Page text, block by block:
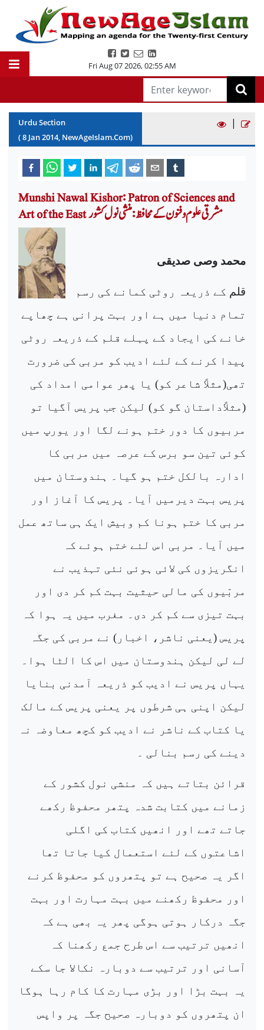
Fri Aug 07 2026,02:55 AM
Urdu Section
(8 Jan2014, NewAgeIslam.Com)
|
Munshi Nawal Kishor: Patron of Sciences and
Art of the East مشرقی علوم و فنون کے محافظ: منشی نول کشور
محمد وصی صدیقی
قلم کے ذریعہ روٹی کمانے کی رسم
تمام دنیا میں ہے اور بہت پرانی ہے چھاپے
خانے کی ایجاد کے پہلے قلم کے ذریعہ روٹی
پیدا کرنے کے لئے ادیب کو مربی کی ضرورت
تھی(مثلاً شاعر کو) یا پھر عوامی امداد کی
(مثلاًداستان گو کو) لیکن جب پریس آگیا تو
مربیوں کا دور ختم ہونے لگا اور یورپ میں
کوئی تین سو برس کے عرصہ میں مربی کا
ادارہ بالکل ختم ہو گیا۔ ہندوستان میں
پریس بہت دیرمیں آیا۔ پریس کا آغاز اور
مربی کا ختم ہونا کم وبیش ایک ہی ساتھ عمل
میں آیا۔ مربی اس لئے ختم ہوئے کہ
انگریزوں کی لائی ہوئی نئی تہذیب نے
مربّیوں کی مالی حیثیت بہت کم کر دی اور
بہت تیزی سے کم کر دی۔ مغرب میں یہ ہوا کہ
پریس (یعنی ناشر، اخبار) نے مربی کی جگہ
لے لی لیکن ہندوستان میں اس کا الٹا ہوا۔
یہاں پریس نے ادیب کو ذریعہ آمدنی بنایا
لیکن اپنی ہی شرطوں پر یعنی پریس کے مالک
یا کتاب کے ناشر نے ادیب کو کچھ معاوضہ نہ
دینے کی رسم بنالی ۔
قرائن بتاتے ہیں کہ منشی نول کشور کے
زمانے میں کتابت شدہ پتھر محفوظ رکھے
جاتے تھے اور انھیں کتاب کی اگلی
اشاعتوں کے لئے استعمال کیا جاتا تھا
اگر یہ صحیح ہے تو پتھروں کو محفوظ کرنے
اور محفوظ رکھنے میں بہت مہارت اور بہت
جگہ درکار ہوتی ہوگی پھر یہ بھی ہے کہ
انھیں ترتیب سے اس طرح جمع رکھنا کہ
آسانی اور ترتیب سے دوبارہ نکالا جا سکے
یہ بہت بڑا اور بڑی مہارت کا کام رہا ہوگا
ان پتھروں کو دوبارہ صحیح جگہ پر واپس